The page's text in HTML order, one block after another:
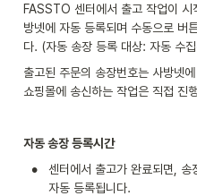
FASSTO 센터에서 출고 작업이
방넷에 자동 등록되며 수동으로 버
다. (자동 송장 등록 대상: 자동 수
출고된 주문의 송장번호는 사방넷
쇼핑몰에 송신하는 작업은 직접 진
자동 송장 등록시간
• 센터에서 출고가 완료되면, 송
자동 등록됩니다.